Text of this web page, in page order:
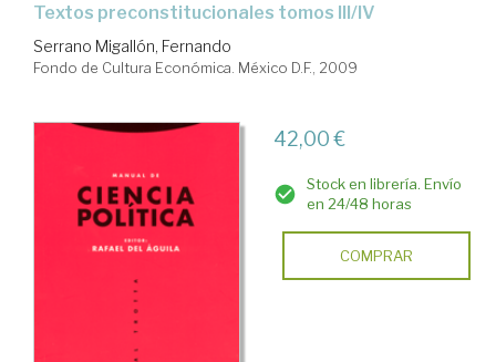
Textos preconstitucionales tomos III/IV
Serrano Migallón, Fernando
Fondo de Cultura Económica. México D.F., 2009
42,00 €
Stock en librería. Envío
en 24/48 horas
COMPRAR